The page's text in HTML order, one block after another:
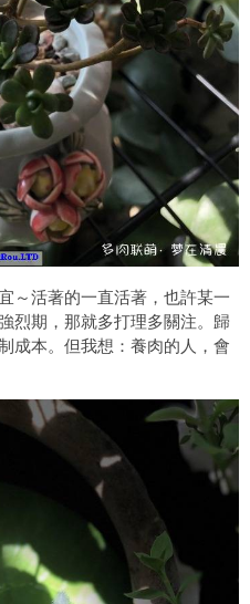
～活著的一直活著，也許某一
烈期，那就多打理多關注。歸
成本。但我想：養肉的人，會